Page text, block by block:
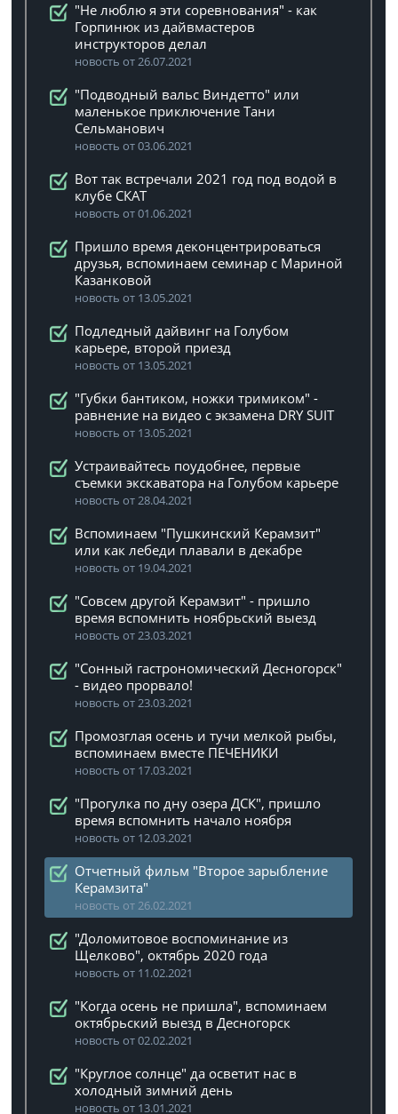
"Не люблю я эти соревнования" - как
Горпинюк из дайвмастеров
инструкторов делал
новость от 26.07.2021
"Подводный вальс Виндетто" или
маленькое приключение Тани
Сельманович
новость от 03.06.2021
Вот так встречали 2021 год под водой в
клубе СКАТ
новость от 01.06.2021
Пришло время деконцентрироваться
друзья, вспоминаем семинар с Мариной
Казанковой
новость от 13.05.2021
Подледный дайвинг на Голубом
карьере, второй приезд
новость от 13.05.2021
"Губки бантиком, ножки тримиком" -
равнение на видео с экзамена DRY SUIT
новость от 13.05.2021
Устраивайтесь поудобнее, первые
съемки экскаватора на Голубом карьере
новость от 28.04.2021
Вспоминаем "Пушкинский Керамзит"
или как лебеди плавали в декабре
новость от 19.04.2021
"Совсем другой Керамзит" - пришло
время вспомнить ноябрьский выезд
новость от 23.03.2021
"Сонный гастрономический Десногорск"
- видео прорвало!
новость от 23.03.2021
Промозглая осень и тучи мелкой рыбы,
вспоминаем вместе ПЕЧЕНИКИ
новость от 17.03.2021
"Прогулка по дну озера ДСК", пришло
время вспомнить начало ноября
новость от 12.03.2021
Отчетный фильм "Второе зарыбление
Керамзита"
новость от 26.02.2021
"Доломитовое воспоминание из
Щелково", октябрь 2020 года
новость от 11.02.2021
"Когда осень не пришла", вспоминаем
октябрьский выезд в Десногорск
новость от 02.02.2021
"Круглое солнце" да осветит нас в
холодный зимний день
новость от 13.01.2021